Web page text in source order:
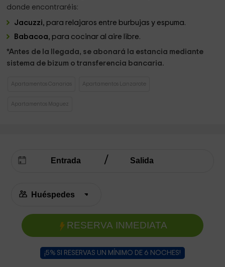
donde encontraréis:
Jacuzzi, para relajaros entre burbujas y espuma.
Babacoa, para cocinar al aire libre.
*Antes de la llegada, se abonará la estancia mediante
sistema de bizum o transferencia bancaria.
Apartamentos Canarias Apartamentos Lanzarote
Apartamentos Maguez
RESERVA INMEDIATA
¡5% SI RESERVAS UN MÍNIMO DE 6 NOCHES!